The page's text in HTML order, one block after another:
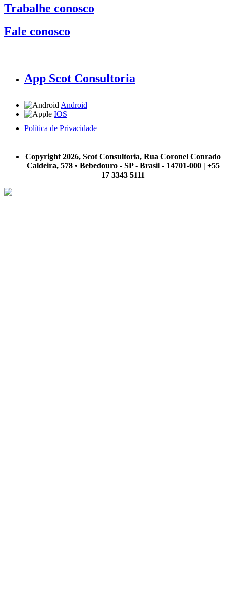
Trabalhe conosco
Fale conosco
App Scot Consultoria
Android
IOS
Política de Privacidade
Copyright 2026, Scot Consultoria, Rua Coronel Conrado
Caldeira, 578 • Bebedouro - SP - Brasil - 14701-000 | +55
17 3343 5111